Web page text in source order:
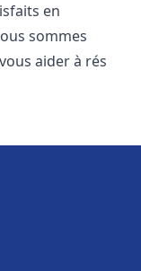
en
sommes
aider à rés